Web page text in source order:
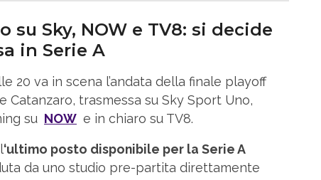
su Sky, NOW e TV8: si decide
in Serie A
20 va in scena l’andata della finale playoff
Catanzaro, trasmessa su Sky Sport Uno,
su NOW e in chiaro su TV8.
‘ultimo posto disponibile per la Serie A
da uno studio pre-partita direttamente